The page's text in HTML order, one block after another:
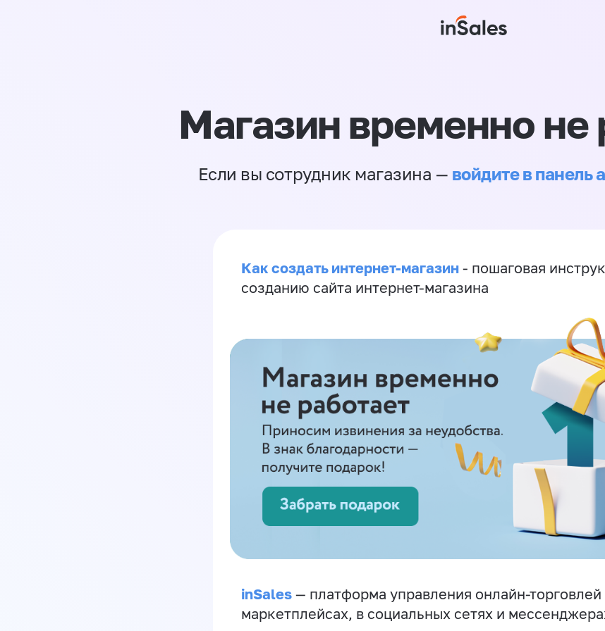
Магазин временно не
Если вы сотрудник магазина — войдите в панель
Как создать интернет-магазин - пошаговая
созданию сайта интернет-магазина
inSales — платформа управления онлайн-торговлей
маркетплейсах, в социальных сетях и